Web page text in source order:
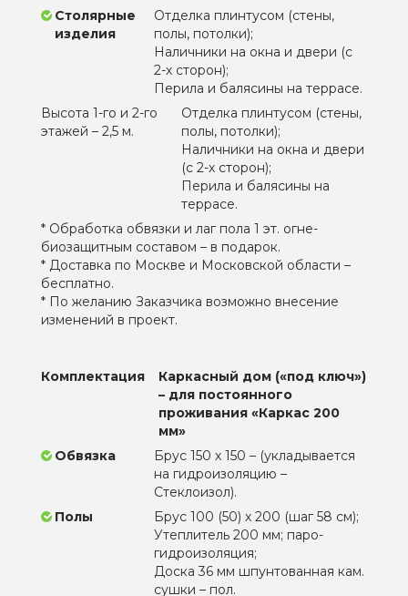
Столярные
изделия
Отделка плинтусом (стены,
полы, потолки);
Наличники на окна и двери (с
2-х сторон);
Перила и балясины на террасе.
Высота 1-го и 2-го
этажей – 2,5 м.
Отделка плинтусом (стены,
полы, потолки);
Наличники на окна и двери
(с 2-х сторон);
Перила и балясины на
террасе.
* Обработка обвязки и лаг пола 1 эт. огне-
биозащитным составом – в подарок.
* Доставка по Москве и Московской области –
бесплатно.
* По желанию Заказчика возможно внесение
изменений в проект.
Комплектация
Каркасный дом («под ключ»)
– для постоянного
проживания «Каркас 200
мм»
Обвязка
Брус 150 х 150 – (укладывается
на гидроизоляцию –
Стеклоизол).
Полы
Брус 100 (50) х 200 (шаг 58 см);
Утеплитель 200 мм; паро-
гидроизоляция;
Доска 36 мм шпунтованная кам.
сушки – пол.